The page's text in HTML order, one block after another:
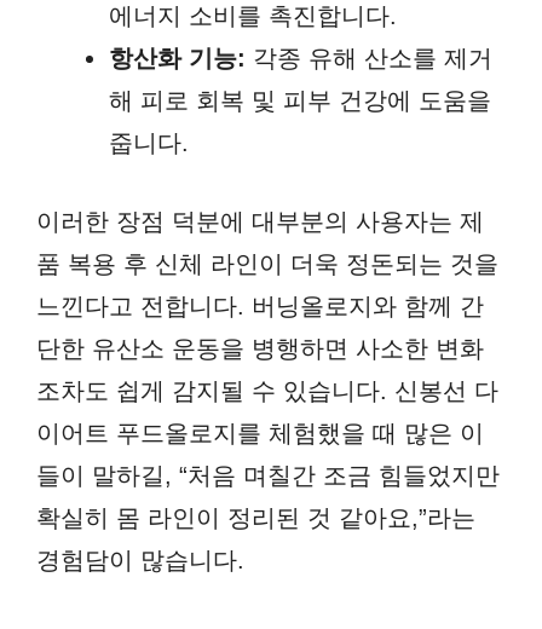
에너지 소비를 촉진합니다.
항산화 기능: 각종 유해 산소를 제거
해 피로 회복 및 피부 건강에 도움을
줍니다.
이러한 장점 덕분에 대부분의 사용자는 제
품 복용 후 신체 라인이 더욱 정돈되는 것을
느낀다고 전합니다. 버닝올로지와 함께 간
단한 유산소 운동을 병행하면 사소한 변화
조차도 쉽게 감지될 수 있습니다. 신봉선 다
이어트 푸드올로지를 체험했을 때 많은 이
들이 말하길, “처음 며칠간 조금 힘들었지만
확실히 몸 라인이 정리된 것 같아요,”라는
경험담이 많습니다.